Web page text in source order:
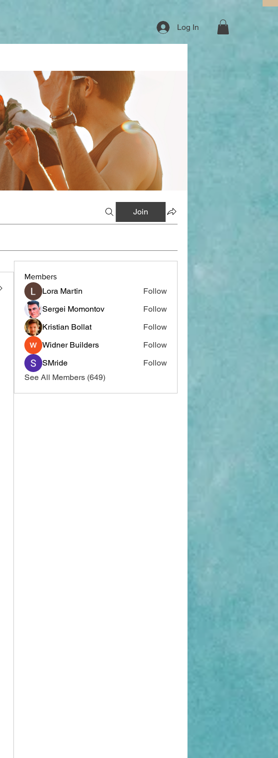
Log In
Join
Members
Lora Martin
Follow
Sergei Momontov
Follow
Kristian Bollat
Follow
Widner Builders
Follow
SMride
Follow
See All Members (649)